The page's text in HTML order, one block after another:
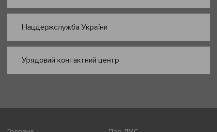
Нацдержслужба України
Урядовий контактний центр